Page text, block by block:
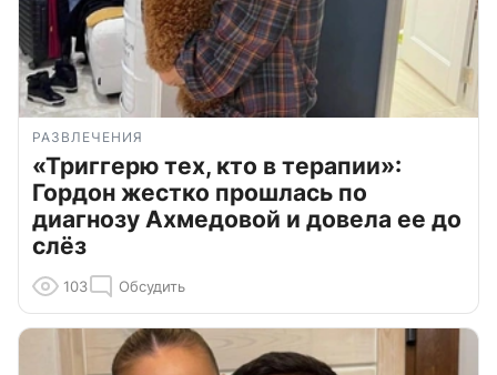
РАЗВЛЕЧЕНИЯ
«Триггерю тех, кто в терапии»:
Гордон жестко прошлась по
диагнозу Ахмедовой и довела ее до
слёз
103 Обсудить